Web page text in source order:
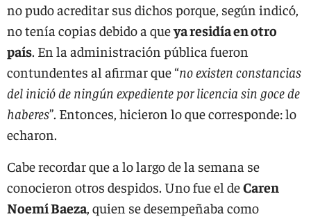
no pudo acreditar sus dichos porque, según indicó,
no tenía copias debido a queya residía en otro
país. En la administración pública fueron
contundentes al afirmar que “no existen constancias
del inició de ningún expediente por licencia sin goce de
haberes”. Entonces, hicieron lo que corresponde: lo
echaron.
Cabe recordar que a lo largo de la semana se
conocieron otros despidos. Uno fue el deCaren
Noemí Baeza, quien se desempeñaba como